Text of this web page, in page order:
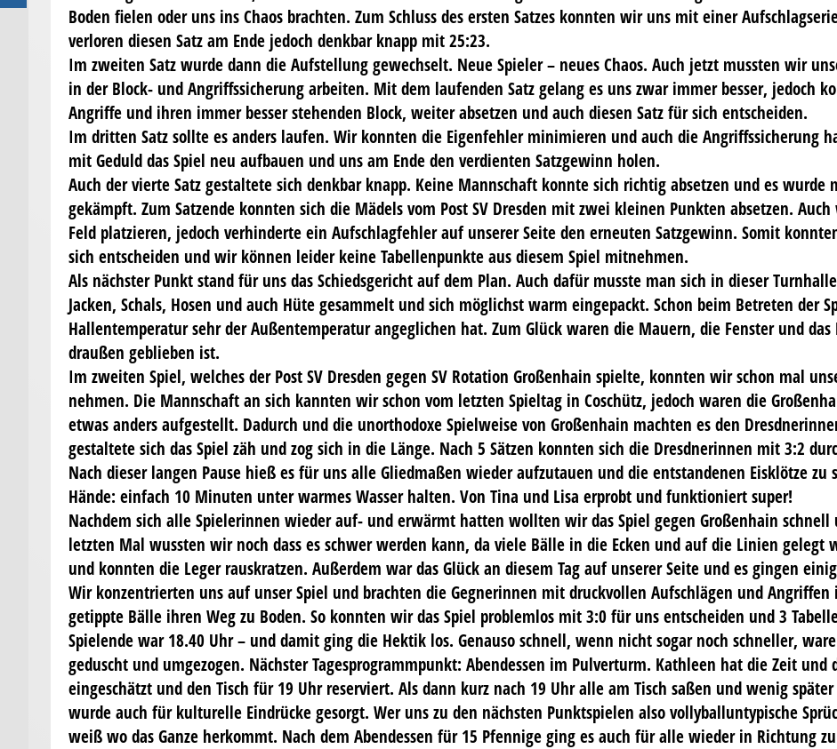
Boden fielen oder uns ins Chaos brachten. Zum Schluss des ersten Satzes konnten wir uns mit einer
verloren diesen Satz am Ende jedoch denkbar knapp mit 25:23.
Im zweiten Satz wurde dann die Aufstellung gewechselt. Neue Spieler – neues Chaos. Auch jetzt mussten wir
in der Block- und Angriffssicherung arbeiten. Mit dem laufenden Satz gelang es uns zwar immer besser, jedoch
Angriffe und ihren immer besser stehenden Block, weiter absetzen und auch diesen Satz für sich entscheiden.
Im dritten Satz sollte es anders laufen. Wir konnten die Eigenfehler minimieren und auch die Angriffssicherung
mit Geduld das Spiel neu aufbauen und uns am Ende den verdienten Satzgewinn holen.
Auch der vierte Satz gestaltete sich denkbar knapp. Keine Mannschaft konnte sich richtig absetzen und es
gekämpft. Zum Satzende konnten sich die Mädels vom Post SV Dresden mit zwei kleinen Punkten absetzen.
Feld platzieren, jedoch verhinderte ein Aufschlagfehler auf unserer Seite den erneuten Satzgewinn. Somit
sich entscheiden und wir können leider keine Tabellenpunkte aus diesem Spiel mitnehmen.
Als nächster Punkt stand für uns das Schiedsgericht auf dem Plan. Auch dafür musste man sich in dieser
Jacken, Schals, Hosen und auch Hüte gesammelt und sich möglichst warm eingepackt. Schon beim Betreten der
Hallentemperatur sehr der Außentemperatur angeglichen hat. Zum Glück waren die Mauern, die Fenster und das
draußen geblieben ist.
Im zweiten Spiel, welches der Post SV Dresden gegen SV Rotation Großenhain spielte, konnten wir schon mal
nehmen. Die Mannschaft an sich kannten wir schon vom letzten Spieltag in Coschütz, jedoch waren die
etwas anders aufgestellt. Dadurch und die unorthodoxe Spielweise von Großenhain machten es den
gestaltete sich das Spiel zäh und zog sich in die Länge. Nach 5 Sätzen konnten sich die Dresdnerinnen mit 3:2
Nach dieser langen Pause hieß es für uns alle Gliedmaßen wieder aufzutauen und die entstandenen Eisklötze
Hände: einfach 10 Minuten unter warmes Wasser halten. Von Tina und Lisa erprobt und funktioniert super!
Nachdem sich alle Spielerinnen wieder auf- und erwärmt hatten wollten wir das Spiel gegen Großenhain
letzten Mal wussten wir noch dass es schwer werden kann, da viele Bälle in die Ecken und auf die Linien
und konnten die Leger rauskratzen. Außerdem war das Glück an diesem Tag auf unserer Seite und es gingen
Wir konzentrierten uns auf unser Spiel und brachten die Gegnerinnen mit druckvollen Aufschlägen und
getippte Bälle ihren Weg zu Boden. So konnten wir das Spiel problemlos mit 3:0 für uns entscheiden und 3
Spielende war 18.40 Uhr – und damit ging die Hektik los. Genauso schnell, wenn nicht sogar noch schneller,
geduscht und umgezogen. Nächster Tagesprogrammpunkt: Abendessen im Pulverturm. Kathleen hat die Zeit
eingeschätzt und den Tisch für 19 Uhr reserviert. Als dann kurz nach 19 Uhr alle am Tisch saßen und wenig
wurde auch für kulturelle Eindrücke gesorgt. Wer uns zu den nächsten Punktspielen also vollyballuntypische
weiß wo das Ganze herkommt. Nach dem Abendessen für 15 Pfennige ging es auch für alle wieder in Richtung